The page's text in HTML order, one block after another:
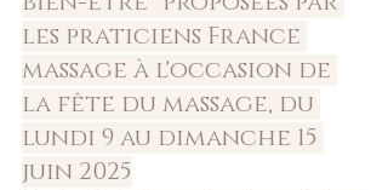
les praticiens France
massage à l'occasion de
la fête du massage, du
lundi 9 au dimanche 15
juin 2025